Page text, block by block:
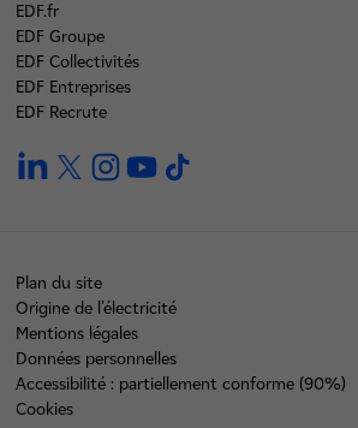
EDF.fr
EDF Groupe
EDF Collectivités
EDF Entreprises
EDF Recrute
linkedintwitterinstagramyoutube
Plan du site
Origine de l'électricité
Mentions légales
Données personnelles
Accessibilité : partiellement conforme (90%)
Cookies